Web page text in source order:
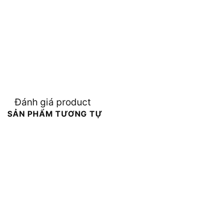
Đánh giá product
SẢN PHẨM TƯƠNG TỰ